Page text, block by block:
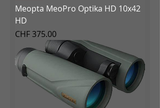
Meopta MeoPro Optika HD 10x42
HD
Preis
CHF 375.00